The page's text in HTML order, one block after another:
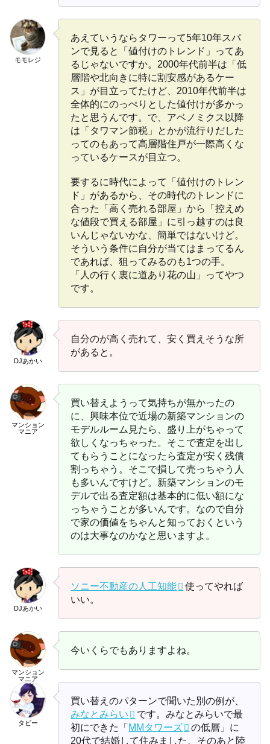
モモレジ
あえていうならタワーって5年10年スパ
ンで見ると「値付けのトレンド」ってあ
るじゃないですか。2000年代前半は「低
層階や北向きに特に割安感があるケー
ス」が目立ってたけど、2010年代前半は
全体的にのっぺりとした値付けが多かっ
たと思うんです。で、アベノミクス以降
は「タワマン節税」とかが流行りだした
ってのもあって高層階住戸が一際高くな
っているケースが目立つ。
要するに時代によって「値付けのトレン
ド」があるから、その時代のトレンドに
合った「高く売れる部屋」から「控えめ
な値段で買える部屋」に引っ越すのは良
いんじゃないかな、簡単ではないけど。
そういう条件に自分が当てはまってるん
であれば、狙ってみるのも1つの手。
「人の行く裏に道あり花の山」ってやつ
です。
DJあかい
自分のが高く売れて、安く買えそうな所
があると。
マンション
マニア
買い替えようって気持ちが無かったの
に、興味本位で近場の新築マンションの
モデルルーム見たら、盛り上がちゃって
欲しくなっちゃった。そこで査定を出し
てもらうことになったら査定が安く残債
割っちゃう。そこで損して売っちゃう人
も多いんですけど。新築マンションのモ
デルで出る査定額は基本的に低い額にな
っちゃうことが多いんです。なので自分
で家の価値をちゃんと知っておくという
のは大事なのかなと思いますよ。
DJあかい
ソニー不動産の人工知能
使ってやれば
いい。
マンション
マニア
今いくらでもありますよね。
タビー
買い替えのパターンで聞いた別の例が、
みなとみらい
です。みなとみらいで最
初にできた「MMタワーズ
の低層」に
20代で結婚して住みました、そのあと陸